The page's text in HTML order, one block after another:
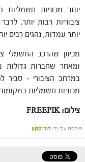
יותר מכוניות
ציבוריות רבות יותר.
יותר עמדות, נהגים רבים
מכיוון שהרכב החשמלי
ומאחר שחברות
במרחב הציבורי – סביר
מכוניות חשמליות
צילום: FREEPIK
פורסם על ידי דוד קקון